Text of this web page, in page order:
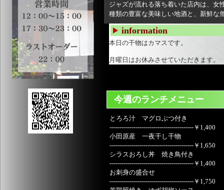
ジャズが流れる落ち着いた店内は、女
種類の豊富な美味しい地酒と、新鮮な
information
本日の干物はカマスです。
月曜日はお休みさせていただきます。
今週のランチメニュー
とろろ汁 マグロぶつ付き
------------------------------------------￥1,400
小田原産 一夜干し干物
------------------------------------------￥1,650
シラスおろし丼 焼き鳥付き
------------------------------------------￥1,400
お刺身の盛合せ
------------------------------------------￥1,750